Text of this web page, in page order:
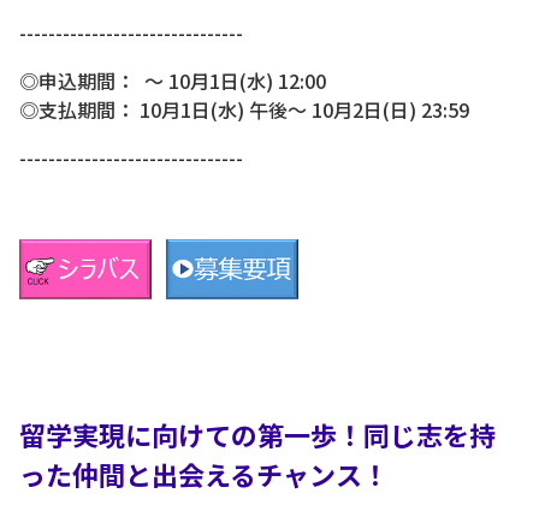
-------------------------------
◎申込期間： ～ 10月1日(水) 12:00
◎支払期間： 10月1日(水) 午後～ 10月2日(日) 23:59
-------------------------------
留学実現に向けての第一歩！同じ志を持
った仲間と出会えるチャンス！